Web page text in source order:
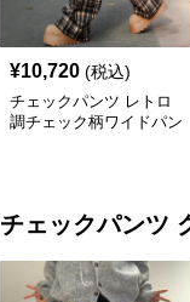
¥10,720 (税込)
チェックパンツ レトロ
調チェック柄ワイドパン
チェックパンツ